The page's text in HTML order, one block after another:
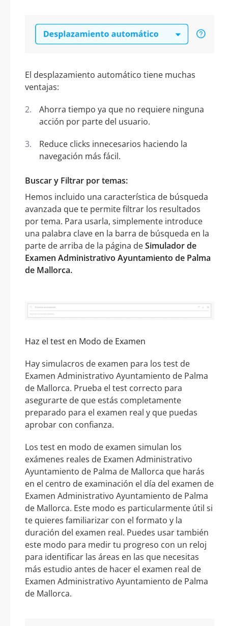
El desplazamiento automático tiene muchas
ventajas:
Ahorra tiempo ya que no requiere ninguna
acción por parte del usuario.
Reduce clicks innecesarios haciendo la
navegación más fácil.
Buscar y Filtrar por temas:
Hemos incluido una característica de búsqueda
avanzada que te permite filtrar los resultados
por tema. Para usarla, simplemente introduce
una palabra clave en la barra de búsqueda en la
parte de arriba de la página deSimulador de
Examen Administrativo Ayuntamiento de Palma
de Mallorca.
Haz el test en Modo de Examen
Hay simulacros de examen para los test de
Examen Administrativo Ayuntamiento de Palma
de Mallorca. Prueba el test correcto para
asegurarte de que estás completamente
preparado para el examen real y que puedas
aprobar con confianza.
Los test en modo de examen simulan los
exámenes reales de Examen Administrativo
Ayuntamiento de Palma de Mallorca que harás
en el centro de examinación el día del examen de
Examen Administrativo Ayuntamiento de Palma
de Mallorca. Este modo es particularmente útil si
te quieres familiarizar con el formato y la
duración del examen real. Puedes usar también
este modo para medir tu progreso con un reloj
para identificar las áreas en las que necesitas
más estudio antes de hacer el examen real de
Examen Administrativo Ayuntamiento de Palma
de Mallorca.